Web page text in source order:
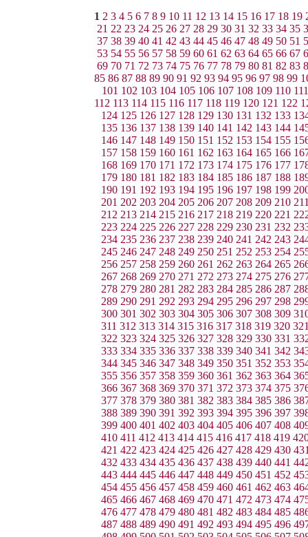
1 2 3 4 5 6 7 8 9 10 11 12 13 14 15 16 17 18 19
21 22 23 24 25 26 27 28 29 30 31 32 33 34 35
37 38 39 40 41 42 43 44 45 46 47 48 49 50 51
53 54 55 56 57 58 59 60 61 62 63 64 65 66 67
69 70 71 72 73 74 75 76 77 78 79 80 81 82 83
85 86 87 88 89 90 91 92 93 94 95 96 97 98 99
101 102 103 104 105 106 107 108 109 110 111
112 113 114 115 116 117 118 119 120 121 122
124 125 126 127 128 129 130 131 132 133
135 136 137 138 139 140 141 142 143 144
146 147 148 149 150 151 152 153 154 155
157 158 159 160 161 162 163 164 165 166
168 169 170 171 172 173 174 175 176 177
179 180 181 182 183 184 185 186 187 188
190 191 192 193 194 195 196 197 198 199
201 202 203 204 205 206 207 208 209 210
212 213 214 215 216 217 218 219 220 221
223 224 225 226 227 228 229 230 231 232
234 235 236 237 238 239 240 241 242 243
245 246 247 248 249 250 251 252 253 254
256 257 258 259 260 261 262 263 264 265
267 268 269 270 271 272 273 274 275 276
278 279 280 281 282 283 284 285 286 287
289 290 291 292 293 294 295 296 297 298
300 301 302 303 304 305 306 307 308 309
311 312 313 314 315 316 317 318 319 320
322 323 324 325 326 327 328 329 330 331
333 334 335 336 337 338 339 340 341 342
344 345 346 347 348 349 350 351 352 353
355 356 357 358 359 360 361 362 363 364
366 367 368 369 370 371 372 373 374 375
377 378 379 380 381 382 383 384 385 386
388 389 390 391 392 393 394 395 396 397
399 400 401 402 403 404 405 406 407 408
410 411 412 413 414 415 416 417 418 419
421 422 423 424 425 426 427 428 429 430
432 433 434 435 436 437 438 439 440 441
443 444 445 446 447 448 449 450 451 452
454 455 456 457 458 459 460 461 462 463
465 466 467 468 469 470 471 472 473 474
476 477 478 479 480 481 482 483 484 485
487 488 489 490 491 492 493 494 495 496